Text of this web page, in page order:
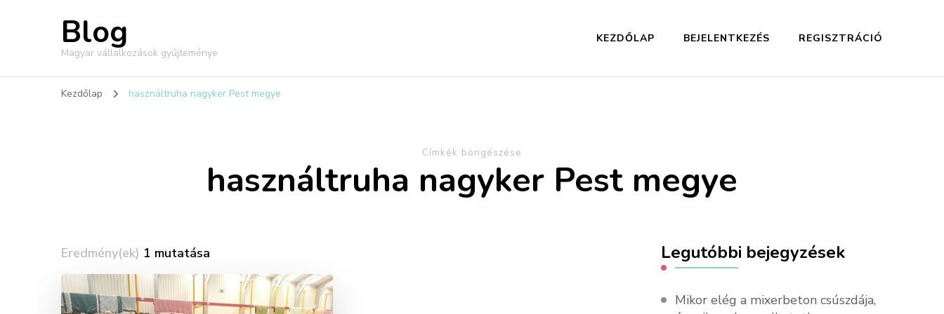
Blog
Magyar vállalkozások gyűjteménye
KEZDŐLAP BEJELENTKEZÉS REGISZTRÁCIÓ
Kezdőlap használtruha nagyker Pest megye
Címkék böngészése
használtruha nagyker Pest megye
Eredmény(ek) 1 mutatása Legutóbbi bejegyzések
Mikor elég a mixerbeton csúszdája,